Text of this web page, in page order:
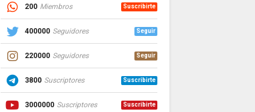
200 Miembros Suscribirte
400000 Seguidores Seguir
220000 Seguidores Seguir
3800 Suscriptores Suscribirte
3000000 Suscriptores Suscribirte